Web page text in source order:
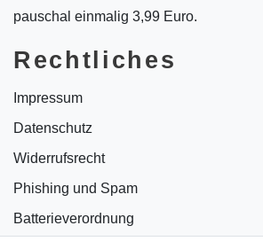
pauschal einmalig 3,99 Euro.
Rechtliches
Impressum
Datenschutz
Widerrufsrecht
Phishing und Spam
Batterieverordnung